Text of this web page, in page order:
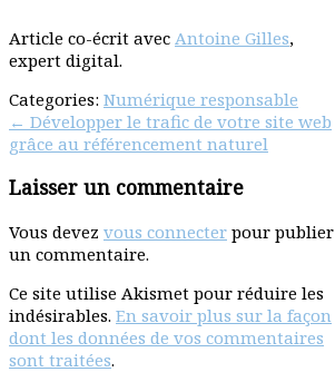
Article co-écrit avec Antoine Gilles,
expert digital.
Categories: Numérique responsable
Post
navigation
← Développer le trafic de votre site web
grâce au référencement naturel
Laisser un commentaire
Vous devez vous connecter pour publier
un commentaire.
Ce site utilise Akismet pour réduire les
indésirables. En savoir plus sur la façon
dont les données de vos commentaires
sont traitées.